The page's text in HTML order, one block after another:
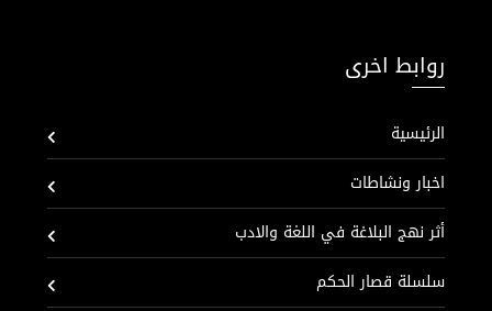
روابط اخرى
الرئيسية
اخبار ونشاطات
أثر نهج البلاغة في اللغة والادب
سلسلة قصار الحكم